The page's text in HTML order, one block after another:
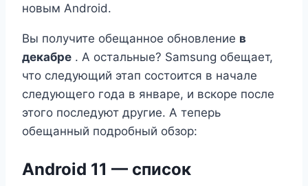
новым Android.
Вы получите обещанное обновление в
декабре . А остальные? Samsung обещает,
что следующий этап состоится в начале
следующего года в январе, и вскоре после
этого последуют другие. А теперь
обещанный подробный обзор:
Android 11 — список